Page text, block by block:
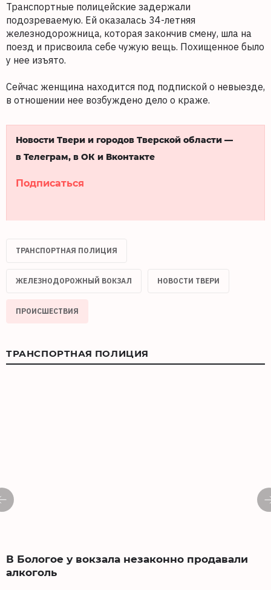
Транспортные полицейские задержали
подозреваемую. Ей оказалась 34-летняя
железнодорожница, которая закончив смену, шла на
поезд и присвоила себе чужую вещь. Похищенное было
у нее изъято.
Сейчас женщина находится под подпиской о невыезде,
в отношении нее возбуждено дело о краже.
Новости Твери и городов Тверской области —
в Телеграм, в ОК и Вконтакте
Подписаться
ТРАНСПОРТНАЯ ПОЛИЦИЯ
ЖЕЛЕЗНОДОРОЖНЫЙ ВОКЗАЛ НОВОСТИ ТВЕРИ
ПРОИСШЕСТВИЯ
ТРАНСПОРТНАЯ ПОЛИЦИЯ
В Бологое у вокзала незаконно продавали
алкоголь